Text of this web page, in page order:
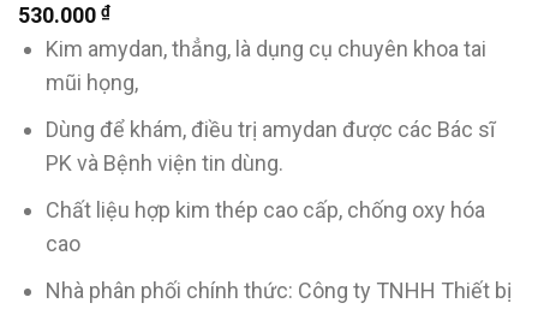
530.000 ₫
Kim amydan, thẳng, là dụng cụ chuyên khoa tai
mũi họng,
Dùng để khám, điều trị amydan được các Bác sĩ
PK và Bệnh viện tin dùng.
Chất liệu hợp kim thép cao cấp, chống oxy hóa
cao
Nhà phân phối chính thức: Công ty TNHH Thiết bị